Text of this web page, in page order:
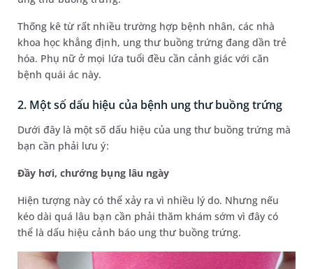
Thống kê từ rất nhiều trường hợp bệnh nhân, các nhà
khoa học khẳng định, ung thư buồng trứng đang dần trẻ
hóa. Phụ nữ ở mọi lứa tuổi đều cần cảnh giác với căn
bệnh quái ác này.
2. Một số dấu hiệu của bệnh ung thư buồng trứng
Dưới đây là một số dấu hiệu của ung thư buồng trứng mà
bạn cần phải lưu ý:
Đầy hơi, chướng bụng lâu ngày
Hiện tượng này có thể xảy ra vì nhiều lý do. Nhưng nếu
kéo dài quá lâu bạn cần phải thăm khám sớm vì đây có
thể là dấu hiệu cảnh báo ung thư buồng trứng.